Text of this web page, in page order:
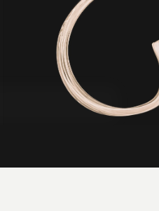
in an inquiry form.
strategy, tactics plan.